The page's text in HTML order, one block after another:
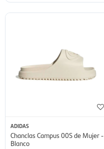
ADIDAS
Chanclas Campus 00S de Mujer -
Blanco